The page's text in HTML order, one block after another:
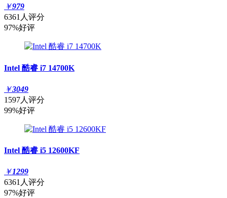
￥979
6361人评分
97%好评
Intel 酷睿 i7 14700K
￥3049
1597人评分
99%好评
Intel 酷睿 i5 12600KF
￥1299
6361人评分
97%好评